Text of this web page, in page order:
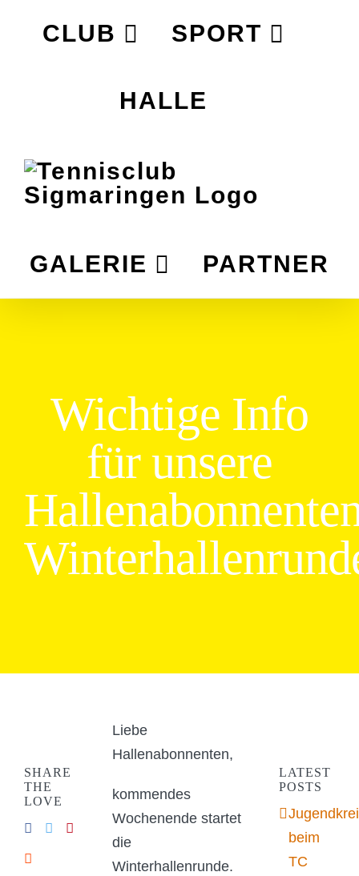
CLUB SPORT
HALLE
GALERIE PARTNER
Wichtige Info
für unsere
Liebe
Hallenabonnenten,
kommendes
Wochenende startet
die
Winterhallenrunde.
SHARE
THE
LOVE
LATEST
POSTS
beim
TC